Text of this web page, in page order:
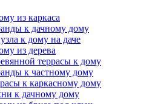
из каркаса
к дачному дому
к дому на даче
из дерева
террасы к дому
к частному дому
к каркасному дому
к дачному дому